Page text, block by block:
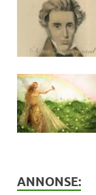
ANNONSE: